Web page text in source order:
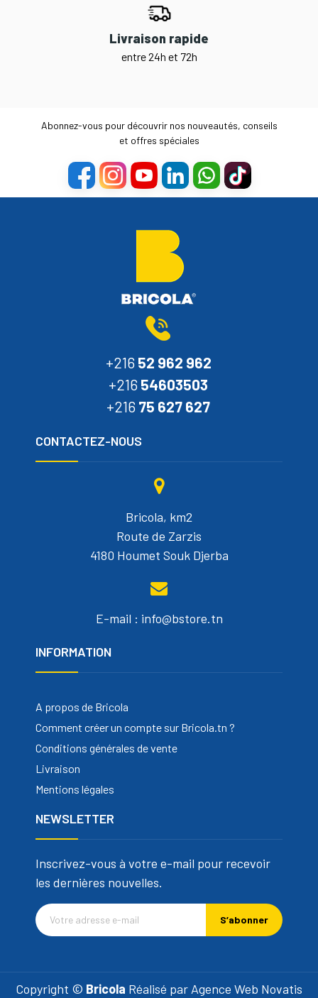
Livraison rapide
entre 24h et 72h
Abonnez-vous pour découvrir nos nouveautés, conseils
et offres spéciales
+216 52 962 962
+216 54603503
+216 75 627 627
CONTACTEZ-NOUS
Bricola, km2
Route de Zarzis
4180 Houmet Souk Djerba
E-mail : info@bstore.tn
INFORMATION
A propos de Bricola
Comment créer un compte sur Bricola.tn ?
Conditions générales de vente
Livraison
Mentions légales
NEWSLETTER
Inscrivez-vous à votre e-mail pour recevoir
les dernières nouvelles.
S’abonner
Copyright © Bricola Réalisé par Agence Web Novatis